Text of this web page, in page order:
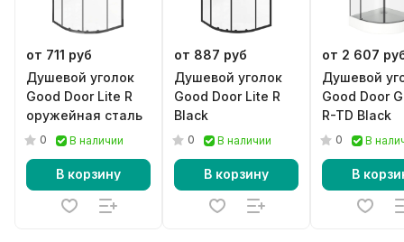
от 711 руб
Душевой уголок
Good Door Lite R
оружейная сталь
0 В наличии
В корзину
от 887 руб
Душевой уголок
Good Door Lite R
Black
0 В наличии
В корзину
от 2 607
Душевой
Good Door
R-TD Black
0 В
В